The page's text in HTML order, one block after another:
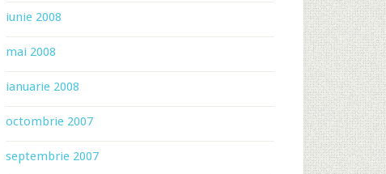
iunie 2008
mai 2008
ianuarie 2008
octombrie 2007
septembrie 2007